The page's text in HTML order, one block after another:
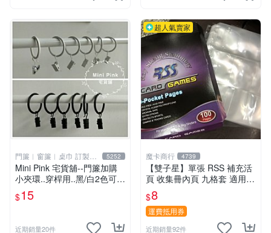
門簾︱窗簾︱桌巾 訂製販
售
5252
Mini Pink 宅貨舖--門簾加購
小夾環..穿桿用..黑/白2色可選
【K000】不單獨販售
$15
近期銷量20件
超人氣賣家
魔卡商行 4739
【雙子星】單張 RSS 補充活
頁 收集冊內頁 九格套 適用 P
TCG ws 鋼彈 迪士尼 柯南 哥
吉拉
$8
運費抵用券
近期銷量92件